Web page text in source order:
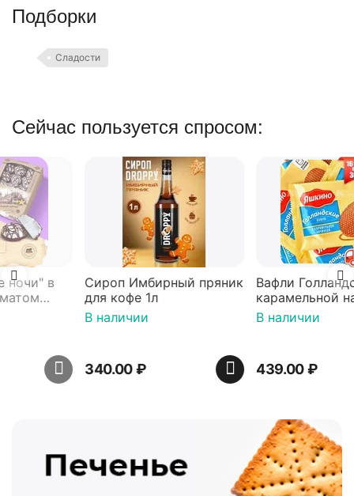
Подборки
Сладости
Сейчас пользуется спросом:
Сироп Имбирный пряник
для кофе 1л
340.00 ₽
Вафли Голландские с
карамельной начинкой
16 шт по 36 г ТМ Яшкино
439.00 ₽